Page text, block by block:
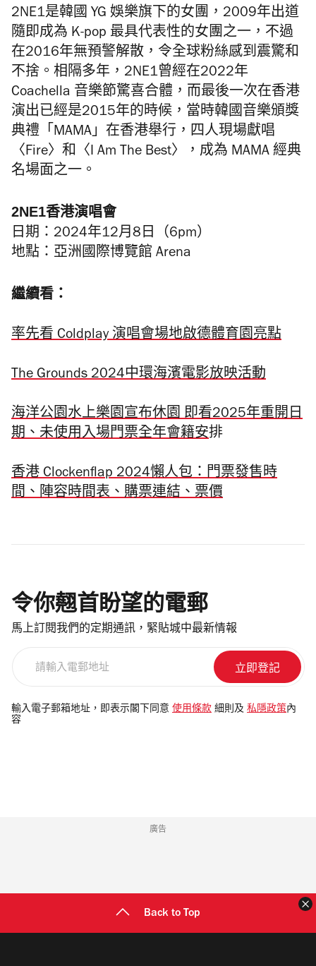
2NE1是韓國 YG 娛樂旗下的女團，2009年出道
隨即成為 K-pop 最具代表性的女團之一，不過
在2016年無預警解散，令全球粉絲感到震驚和
不捨。相隔多年，2NE1曾經在2022年
Coachella 音樂節驚喜合體，而最後一次在香港
演出已經是2015年的時候，當時韓國音樂頒獎
典禮「MAMA」在香港舉行，四人現場獻唱
〈Fire〉和〈I Am The Best〉，成為 MAMA 經典
名場面之一。
2NE1香港演唱會
日期：2024年12月8日（6pm）
地點：亞洲國際博覽館 Arena
繼續看：
率先看 Coldplay 演唱會場地啟德體育園亮點
The Grounds 2024中環海濱電影放映活動
海洋公園水上樂園宣布休園 即看2025年重開日
期、未使用入場門票全年會籍安排
香港 Clockenflap 2024懶人包：門票發售時
間、陣容時間表、購票連結、票價
令你翹首盼望的電郵
馬上訂閱我們的定期通訊，緊貼城中最新情報
電
郵
輸入電子郵箱地址，即表示閣下同意 使用條款 細則及 私隱政策 內
容
廣告
Back to Top